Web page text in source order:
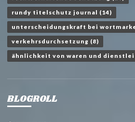
rundy titelschutz journal (14)
unterscheidungskraft bei
verkehrsdurchsetzung (8)
ähnlichkeit von waren und
BLOGROLL